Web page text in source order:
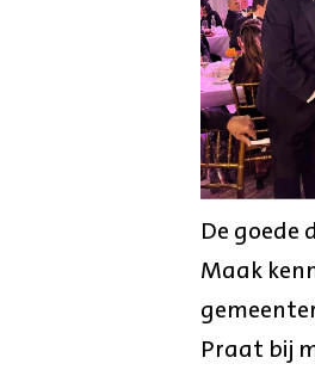
De goede
Maak
Praat bij